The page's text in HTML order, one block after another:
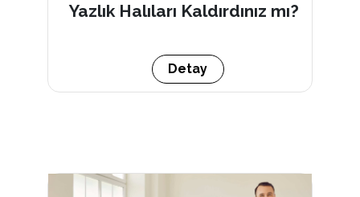
Yazlık Halıları Kaldırdınız mı?
Detay